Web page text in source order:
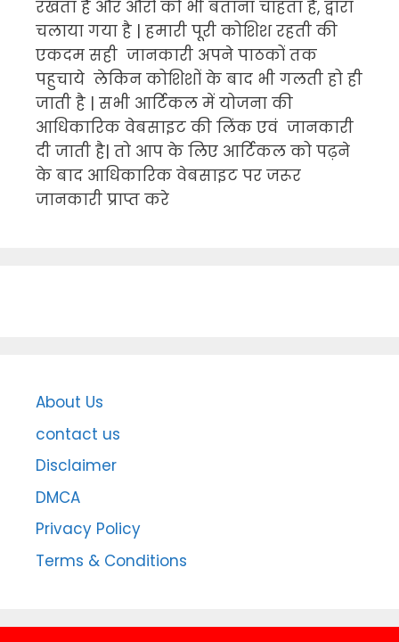
रखता है और औरों को भी बताना चाहता है, द्वारा
चलाया गया है | हमारी पूरी कोशिश रहती की
एकदम सही जानकारी अपने पाठकों तक
पहुचाये लेकिन कोशिशों के बाद भी गलती हो ही
जाती है | सभी आर्टिकल में योजना की
आधिकारिक वेबसाइट की लिंक एवं जानकारी
दी जाती है| तो आप के लिए आर्टिकल को पढ़ने
के बाद आधिकारिक वेबसाइट पर जरूर
जानकारी प्राप्त करे
About Us
contact us
Disclaimer
DMCA
Privacy Policy
Terms & Conditions